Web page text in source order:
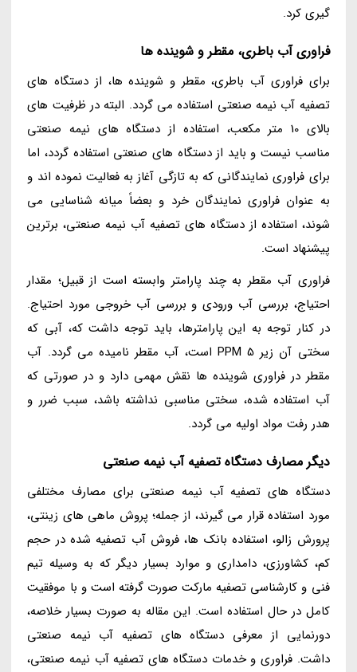
گیری کرد.
فراوری آب باطری، مقطر و شوینده ها
برای فراوری آب باطری، مقطر و شوینده ها، از دستگاه های
تصفیه آب نیمه صنعتی استفاده می گردد. البته در ظرفیت های
بالای 10 متر مکعب، استفاده از دستگاه های نیمه صنعتی
مناسب نیست و باید از دستگاه های صنعتی استفاده گردد، اما
برای فراوری نمایندگانی که به تازگی آغاز به فعالیت نموده اند و
به عنوان فراوری نمایندگان خرد و بعضاً میانه شناسایی می
شوند، استفاده از دستگاه های تصفیه آب نیمه صنعتی، برترین
پیشنهاد است.
فراوری آب مقطر به چند پارامتر وابسته است از قبیل؛ مقدار
احتیاج، بررسی آب ورودی و بررسی آب خروجی مورد احتیاج.
در کنار توجه به این پارامترها، باید توجه داشت که، آبی که
سختی آن زیر 5 PPM است، آب مقطر نامیده می گردد. آب
مقطر در فراوری شوینده ها نقش مهمی دارد و در صورتی که
آب استفاده شده، سختی مناسبی نداشته باشد، سبب ضرر و
هدر رفت مواد اولیه می گردد.
دیگر مصارف دستگاه تصفیه آب نیمه صنعتی
دستگاه های تصفیه آب نیمه صنعتی برای مصارف مختلفی
مورد استفاده قرار می گیرند، از جمله؛ پروش ماهی های زینتی،
پرورش زالو، استفاده بانک ها، فروش آب تصفیه شده در حجم
کم، کشاورزی، دامداری و موارد بسیار دیگر که به وسیله تیم
فنی و کارشناسی تصفیه مارکت صورت گرفته است و با موفقیت
کامل در حال استفاده است. این مقاله به صورت بسیار خلاصه،
دورنمایی از معرفی دستگاه های تصفیه آب نیمه صنعتی
داشت. فراوری و خدمات دستگاه های تصفیه آب نیمه صنعتی،